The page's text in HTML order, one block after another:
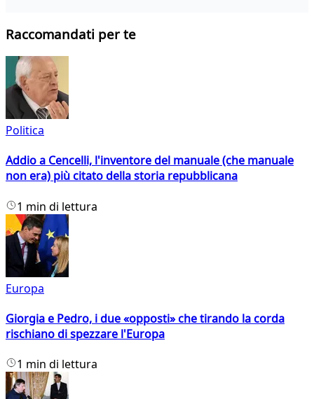
Raccomandati per te
Politica
Addio a Cencelli, l'inventore del manuale (che manuale
non era) più citato della storia repubblicana
1 min di lettura
Europa
Giorgia e Pedro, i due «opposti» che tirando la corda
rischiano di spezzare l'Europa
1 min di lettura